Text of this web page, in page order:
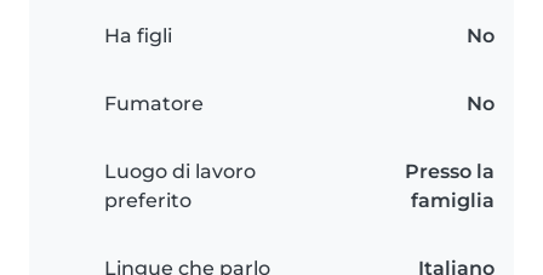
Ha figli No
Fumatore No
Luogo di lavoro
preferito
Presso la
famiglia
Lingue che parlo Italiano